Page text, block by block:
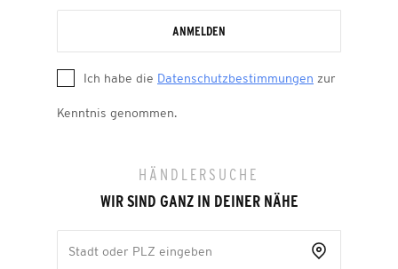
ANMELDEN
Ich habe die Datenschutzbestimmungen zur
Kenntnis genommen.
HÄNDLERSUCHE
WIR SIND GANZ IN DEINER NÄHE